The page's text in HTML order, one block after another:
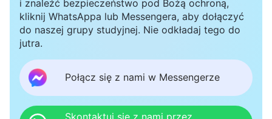
później byśmy się rozstali. Im więcej uczucia
włożyłabym w ten związek, tym bardziej bolesne
byłoby rozstanie. W tamtym czasie, ilekroć o
tym myślałam, czułam ból w sercu. Nie mogłam
znieść myśli o rozstaniu, ale gdybyśmy zostali
razem, podążalibyśmy różnymi ścieżkami. Moje
i znaleźć bezpieczeństwo pod Bożą ochroną,
kliknij WhatsAppa lub Messengera, aby dołączyć
do naszej grupy studyjnej. Nie odkładaj tego do
jutra.
Połącz się z nami w Messengerze
Skontaktuj się z nami przez